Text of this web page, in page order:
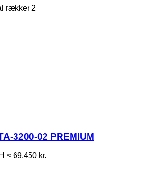
rækker 2
3200-02 PREMIUM
≈ 69.450 kr.